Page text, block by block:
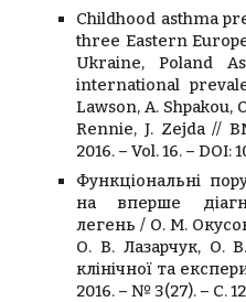
Childhood asthma
three Eastern
Ukraine, Poland
international
Lawson, A. Shpakou,
Rennie, J. Zejda //
2016. – Vol. 16. – DOI:
Функціональні
на вперше
легень / О. М.
О. В. Лазарчук, О.
клінічної та
2016. – № 3(27). – С.